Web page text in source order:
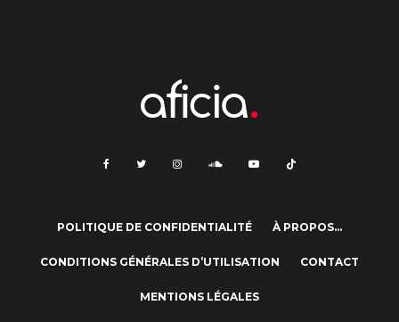
POLITIQUE DE CONFIDENTIALITÉ À PROPOS…
CONDITIONS GÉNÉRALES D’UTILISATION CONTACT
MENTIONS LÉGALES